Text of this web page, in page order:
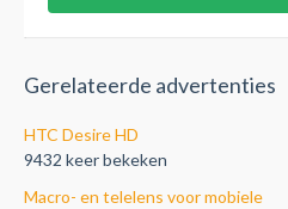
Gerelateerde advertenties
HTC Desire HD
9432 keer bekeken
Macro- en telelens voor mobiele